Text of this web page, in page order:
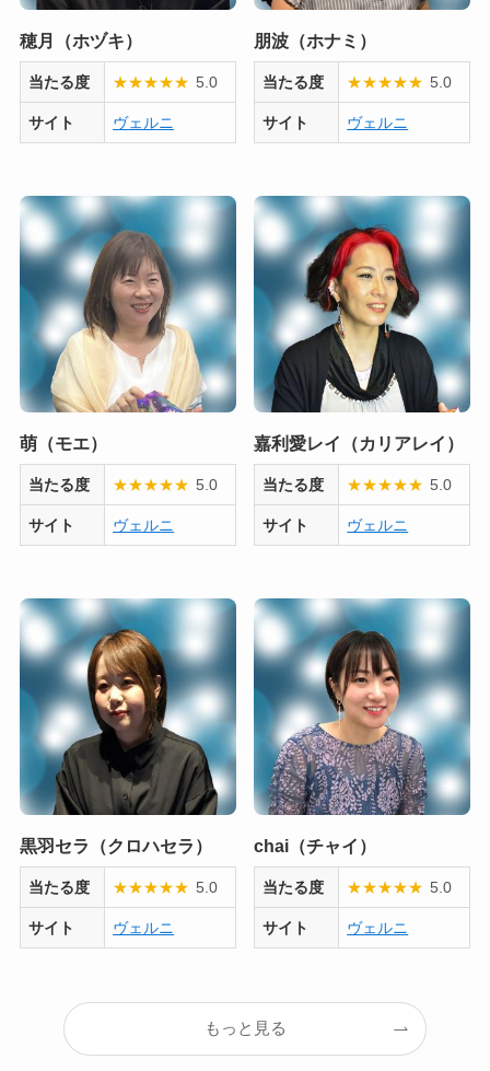
穂月（ホヅキ）
当たる度 ★★★★★ 5.0
サイト ヴェルニ
朋波（ホナミ）
当たる度 ★★★★★ 5.0
サイト ヴェルニ
萌（モエ）
当たる度 ★★★★★ 5.0
サイト ヴェルニ
嘉利愛レイ（カリアレイ）
当たる度 ★★★★★ 5.0
サイト ヴェルニ
黒羽セラ（クロハセラ）
当たる度 ★★★★★ 5.0
サイト ヴェルニ
chai（チャイ）
当たる度 ★★★★★ 5.0
サイト ヴェルニ
もっと見る